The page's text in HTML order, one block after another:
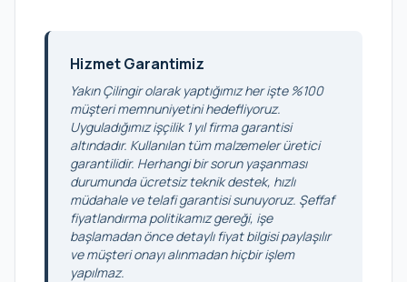
Hizmet Garantimiz
Yakın Çilingir olarak yaptığımız her işte %100
müşteri memnuniyetini hedefliyoruz.
Uyguladığımız işçilik 1 yıl firma garantisi
altındadır. Kullanılan tüm malzemeler üretici
garantilidir. Herhangi bir sorun yaşanması
durumunda ücretsiz teknik destek, hızlı
müdahale ve telafi garantisi sunuyoruz. Şeffaf
fiyatlandırma politikamız gereği, işe
başlamadan önce detaylı fiyat bilgisi paylaşılır
ve müşteri onayı alınmadan hiçbir işlem
yapılmaz.